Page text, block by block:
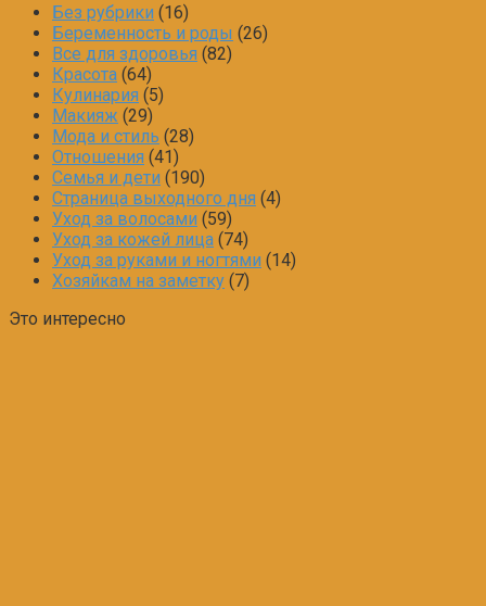
Без рубрики (16)
Беременность и роды (26)
Все для здоровья (82)
Красота (64)
Кулинария (5)
Макияж (29)
Мода и стиль (28)
Отношения (41)
Семья и дети (190)
Страница выходного дня (4)
Уход за волосами (59)
Уход за кожей лица (74)
Уход за руками и ногтями (14)
Хозяйкам на заметку (7)
Это интересно